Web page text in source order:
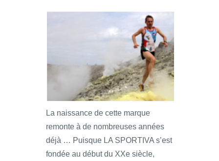
La naissance de cette marque
remonte à de nombreuses années
déjà … Puisque LA SPORTIVA s’est
fondée au début du XXe siècle,